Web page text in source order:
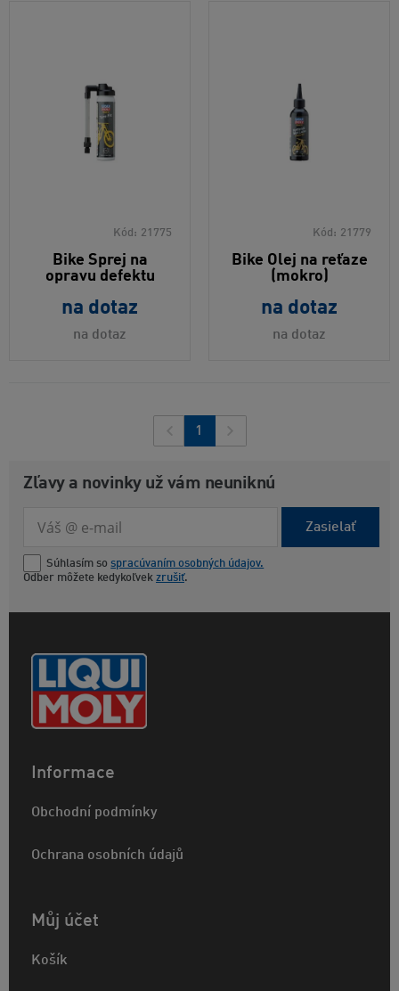
Kód: 21775
Bike Sprej na
opravu defektu
na dotaz
na dotaz
Kód: 21779
Bike Olej na reťaze
(mokro)
na dotaz
na dotaz
1
Zľavy a novinky už vám neuniknú
Zasielať
Súhlasím so spracúvaním osobných údajov.
Odber môžete kedykoľvek zrušiť.
Informace
Obchodní podmínky
Ochrana osobních údajů
Můj účet
Košík